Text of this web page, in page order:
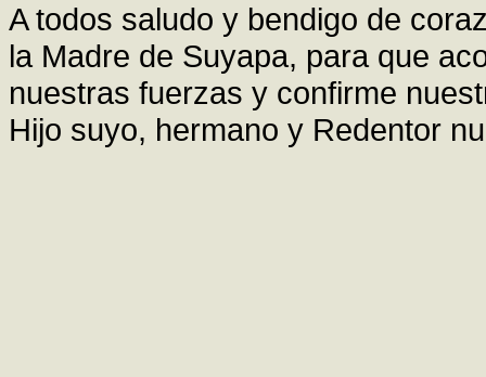
A todos saludo y bendigo de
la Madre de Suyapa, para que
nuestras fuerzas y confirme
Hijo suyo, hermano y Redentor